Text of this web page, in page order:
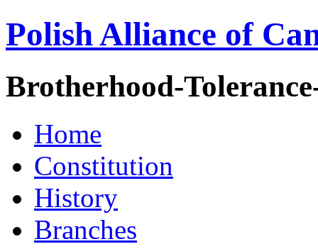
Polish Alliance of
Brotherhood-
Home
Constitution
History
Branches